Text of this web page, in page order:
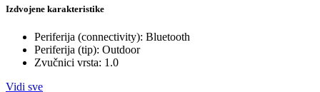
Izdvojene karakteristike
Periferija (connectivity): Bluetooth
Periferija (tip): Outdoor
Zvučnici vrsta: 1.0
Vidi sve